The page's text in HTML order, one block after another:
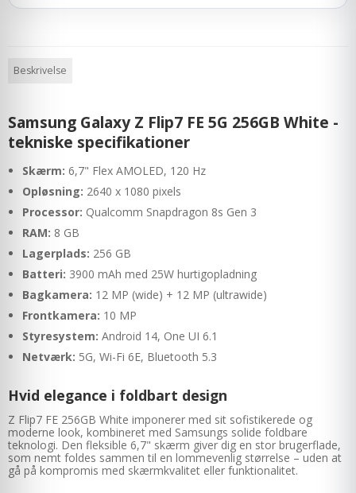
Beskrivelse
Samsung Galaxy Z Flip7 FE 5G 256GB White -
tekniske specifikationer
Skærm: 6,7" Flex AMOLED, 120 Hz
Opløsning: 2640 x 1080 pixels
Processor: Qualcomm Snapdragon 8s Gen 3
RAM: 8 GB
Lagerplads: 256 GB
Batteri: 3900 mAh med 25W hurtigopladning
Bagkamera: 12 MP (wide) + 12 MP (ultrawide)
Frontkamera: 10 MP
Styresystem: Android 14, One UI 6.1
Netværk: 5G, Wi-Fi 6E, Bluetooth 5.3
Hvid elegance i foldbart design
Z Flip7 FE 256GB White imponerer med sit sofistikerede og
moderne look, kombineret med Samsungs solide foldbare
teknologi. Den fleksible 6,7" skærm giver dig en stor brugerflade,
som nemt foldes sammen til en lommevenlig størrelse – uden at
gå på kompromis med skærmkvalitet eller funktionalitet.